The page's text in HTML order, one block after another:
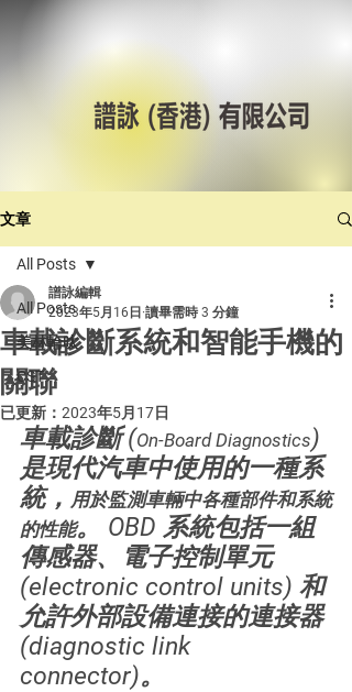
文章
All Posts
美林輪呔
CST
All Posts
車載診斷系統和智能手機的
關聯
譜詠編輯
2023年5月16日 讀畢需時 3 分鐘
已更新： 2023年5月17日
車載診斷 (On-Board Diagnostics)
是現代汽車中使用的一種系
統， 用於監測車輛中各種部件和系統
的性能。 OBD 系統包括一組
傳感器、電子控制單元
(electronic control units) 和
允許外部設備連接的連接器
(diagnostic link
connector)。